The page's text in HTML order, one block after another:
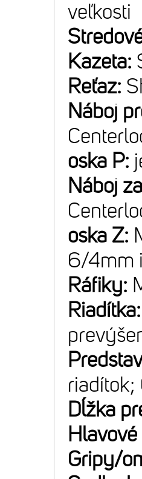
veľkosti
Kazeta:
Reťaz:
Náboj
oska P:
Náboj
oska Z:
6/4mm
Ráfiky:
riadítok;
Dĺžka
Gripy/